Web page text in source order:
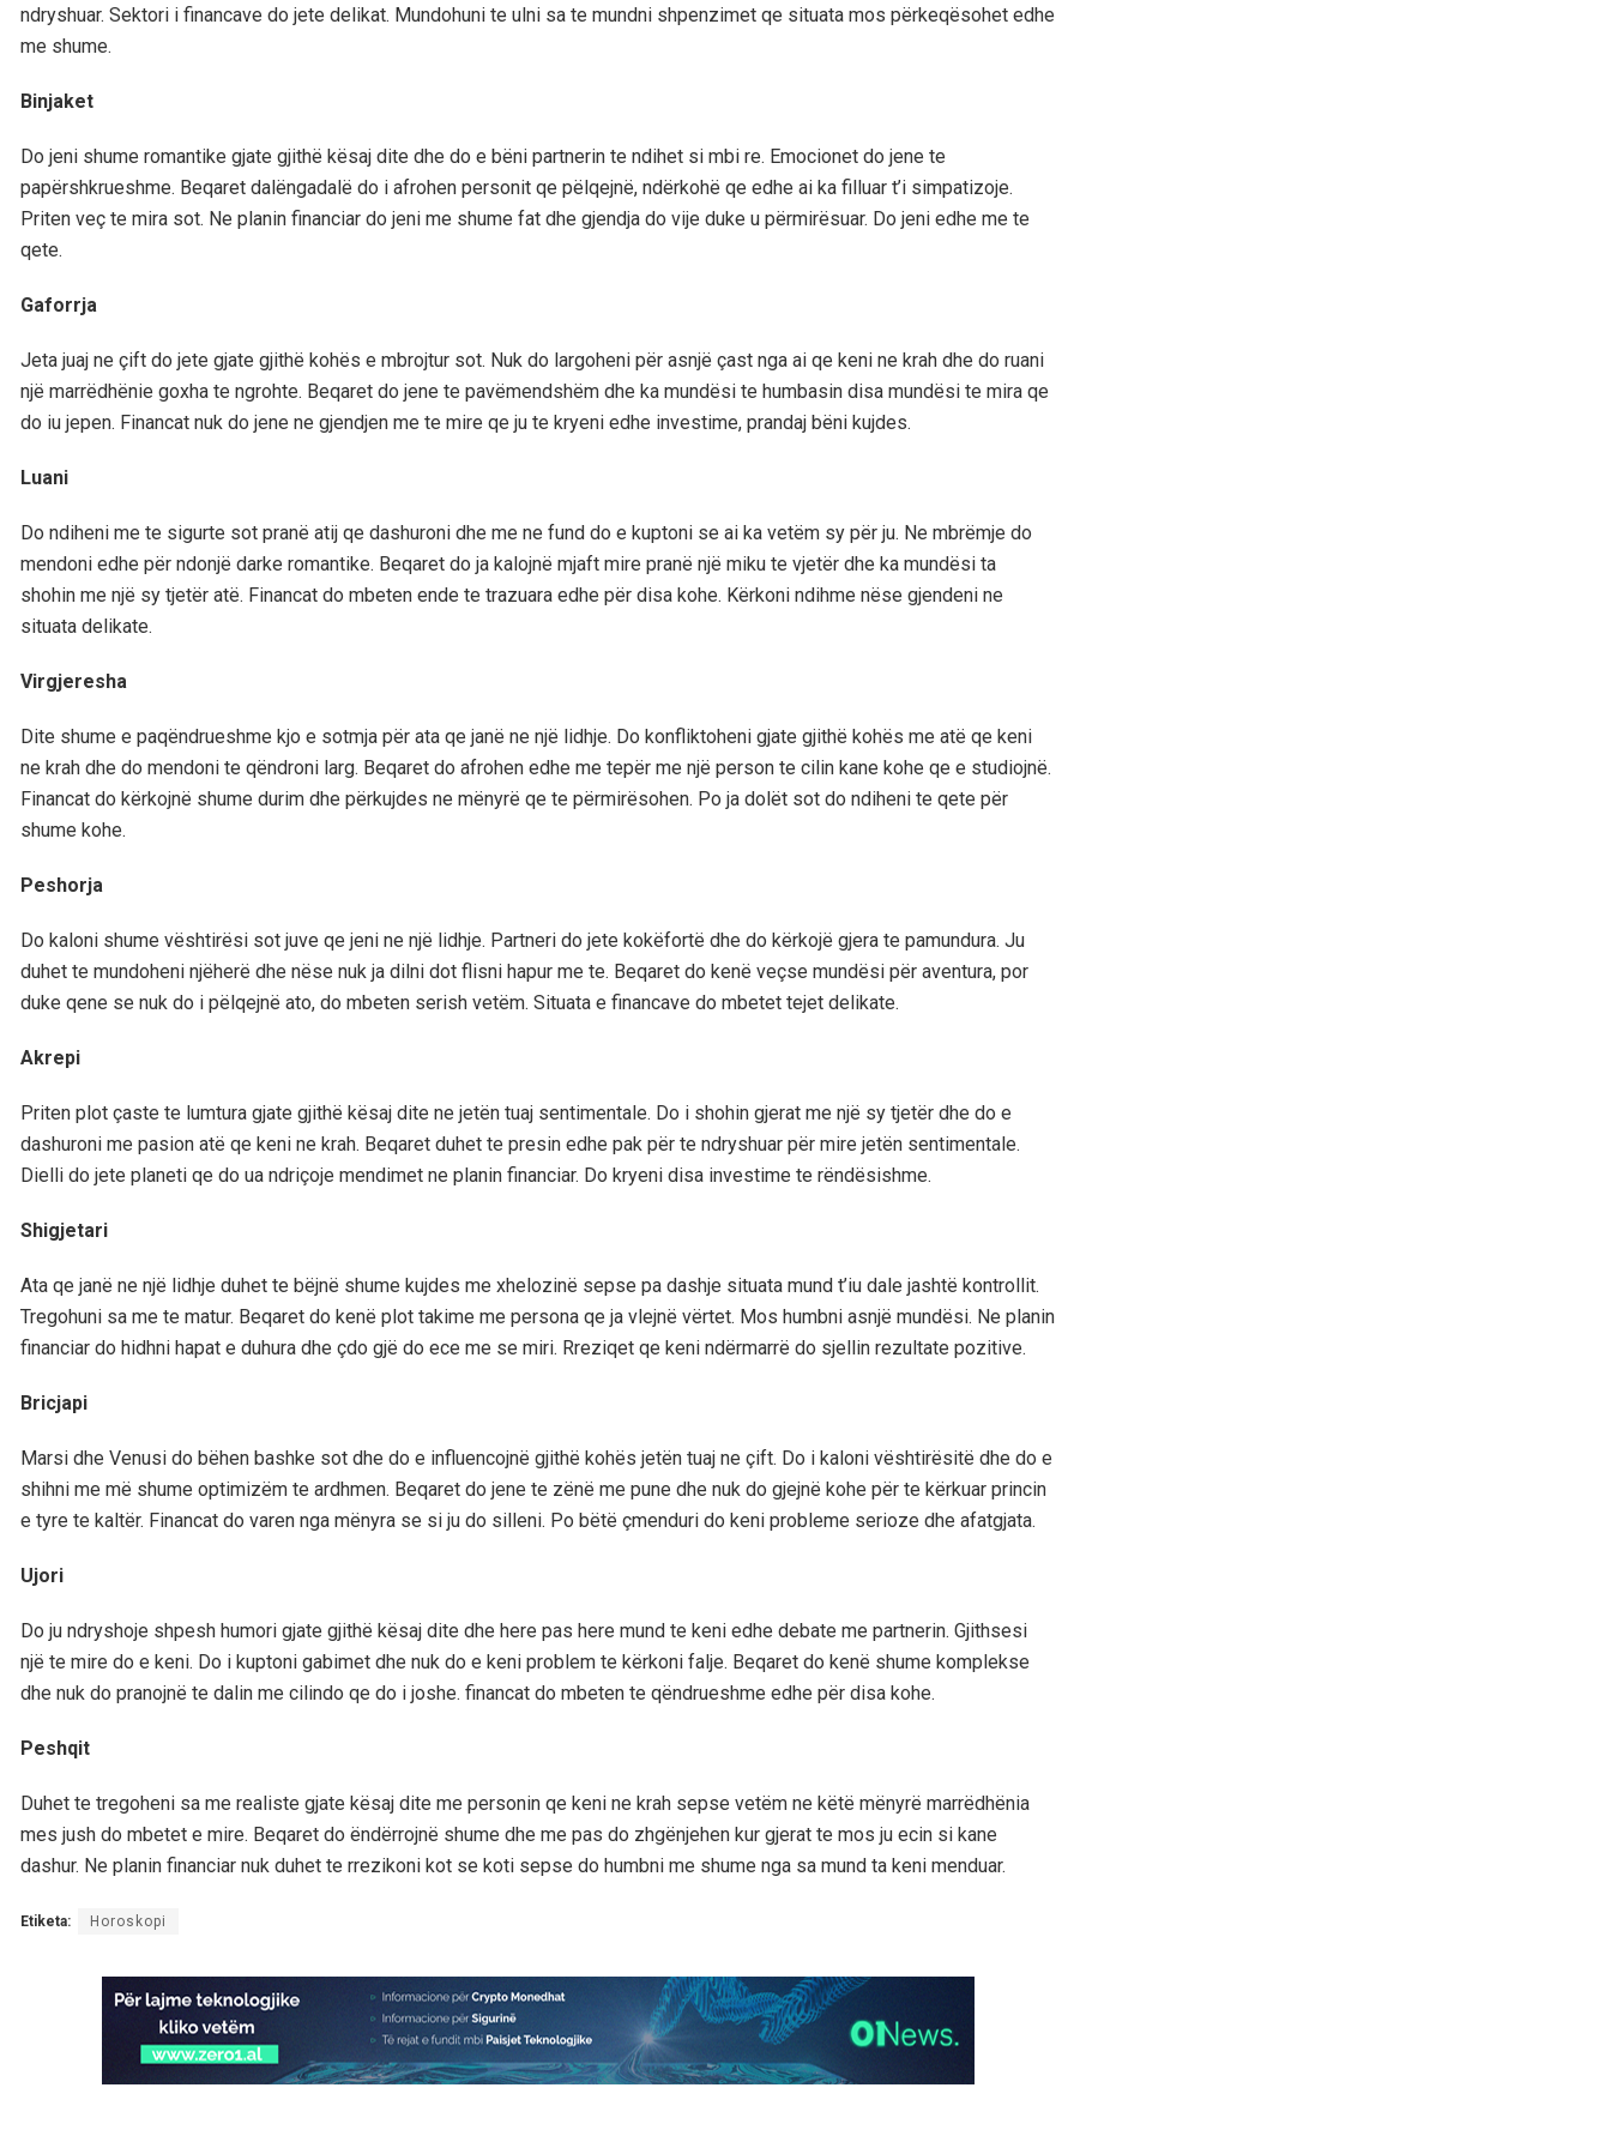
ndryshuar. Sektori i financave do jete delikat. Mundohuni te ulni sa te mundni shpenzimet qe situata mos përkeqësohet edhe
me shume.
Binjaket
Do jeni shume romantike gjate gjithë kësaj dite dhe do e bëni partnerin te ndihet si mbi re. Emocionet do jene te
papërshkrueshme. Beqaret dalëngadalë do i afrohen personit qe pëlqejnë, ndërkohë qe edhe ai ka filluar t’i simpatizoje.
Priten veç te mira sot. Ne planin financiar do jeni me shume fat dhe gjendja do vije duke u përmirësuar. Do jeni edhe me te
qete.
Gaforrja
Jeta juaj ne çift do jete gjate gjithë kohës e mbrojtur sot. Nuk do largoheni për asnjë çast nga ai qe keni ne krah dhe do ruani
një marrëdhënie goxha te ngrohte. Beqaret do jene te pavëmendshëm dhe ka mundësi te humbasin disa mundësi te mira qe
do iu jepen. Financat nuk do jene ne gjendjen me te mire qe ju te kryeni edhe investime, prandaj bëni kujdes.
Luani
Do ndiheni me te sigurte sot pranë atij qe dashuroni dhe me ne fund do e kuptoni se ai ka vetëm sy për ju. Ne mbrëmje do
mendoni edhe për ndonjë darke romantike. Beqaret do ja kalojnë mjaft mire pranë një miku te vjetër dhe ka mundësi ta
shohin me një sy tjetër atë. Financat do mbeten ende te trazuara edhe për disa kohe. Kërkoni ndihme nëse gjendeni ne
situata delikate.
Virgjeresha
Dite shume e paqëndrueshme kjo e sotmja për ata qe janë ne një lidhje. Do konfliktoheni gjate gjithë kohës me atë qe keni
ne krah dhe do mendoni te qëndroni larg. Beqaret do afrohen edhe me tepër me një person te cilin kane kohe qe e studiojnë.
Financat do kërkojnë shume durim dhe përkujdes ne mënyrë qe te përmirësohen. Po ja dolët sot do ndiheni te qete për
shume kohe.
Peshorja
Do kaloni shume vështirësi sot juve qe jeni ne një lidhje. Partneri do jete kokëfortë dhe do kërkojë gjera te pamundura. Ju
duhet te mundoheni njëherë dhe nëse nuk ja dilni dot flisni hapur me te. Beqaret do kenë veçse mundësi për aventura, por
duke qene se nuk do i pëlqejnë ato, do mbeten serish vetëm. Situata e financave do mbetet tejet delikate.
Akrepi
Priten plot çaste te lumtura gjate gjithë kësaj dite ne jetën tuaj sentimentale. Do i shohin gjerat me një sy tjetër dhe do e
dashuroni me pasion atë qe keni ne krah. Beqaret duhet te presin edhe pak për te ndryshuar për mire jetën sentimentale.
Dielli do jete planeti qe do ua ndriçoje mendimet ne planin financiar. Do kryeni disa investime te rëndësishme.
Shigjetari
Ata qe janë ne një lidhje duhet te bëjnë shume kujdes me xhelozinë sepse pa dashje situata mund t’iu dale jashtë kontrollit.
Tregohuni sa me te matur. Beqaret do kenë plot takime me persona qe ja vlejnë vërtet. Mos humbni asnjë mundësi. Ne planin
financiar do hidhni hapat e duhura dhe çdo gjë do ece me se miri. Rreziqet qe keni ndërmarrë do sjellin rezultate pozitive.
Bricjapi
Marsi dhe Venusi do bëhen bashke sot dhe do e influencojnë gjithë kohës jetën tuaj ne çift. Do i kaloni vështirësitë dhe do e
shihni me më shume optimizëm te ardhmen. Beqaret do jene te zënë me pune dhe nuk do gjejnë kohe për te kërkuar princin
e tyre te kaltër. Financat do varen nga mënyra se si ju do silleni. Po bëtë çmenduri do keni probleme serioze dhe afatgjata.
Ujori
Do ju ndryshoje shpesh humori gjate gjithë kësaj dite dhe here pas here mund te keni edhe debate me partnerin. Gjithsesi
një te mire do e keni. Do i kuptoni gabimet dhe nuk do e keni problem te kërkoni falje. Beqaret do kenë shume komplekse
dhe nuk do pranojnë te dalin me cilindo qe do i joshe. financat do mbeten te qëndrueshme edhe për disa kohe.
Peshqit
Duhet te tregoheni sa me realiste gjate kësaj dite me personin qe keni ne krah sepse vetëm ne këtë mënyrë marrëdhënia
mes jush do mbetet e mire. Beqaret do ëndërrojnë shume dhe me pas do zhgënjehen kur gjerat te mos ju ecin si kane
dashur. Ne planin financiar nuk duhet te rrezikoni kot se koti sepse do humbni me shume nga sa mund ta keni menduar.
Etiketa: Horoskopi